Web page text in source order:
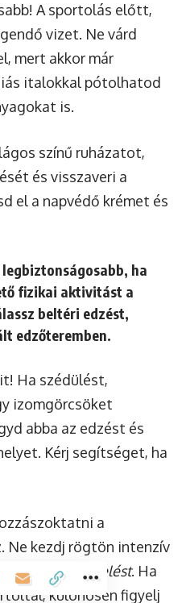
A sportolás előtt,
vizet. Ne várd
mert akkor már
italokkal pótolhatod
is.
színű ruházatot,
és visszaveri a
el a napvédő krémet és
ha
fizikai aktivitást a
beltéri edzést,
edzőteremben.
Ha szédülést,
izomgörcsöket
abba az edzést és
Kérj segítséget, ha
a
Ne kezdj rögtön intenzív
növeld a terhelést. Ha
különösen figyelj